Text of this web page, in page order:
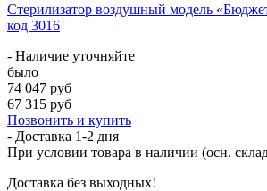
Стерилизатор воздушный модель
код 3016
- Наличие уточняйте
было
74 047 руб
67 315 руб
Позвонить и купить
- Доставка 1-2 дня
При условии товара в наличии (осн.
Доставка без выходных!